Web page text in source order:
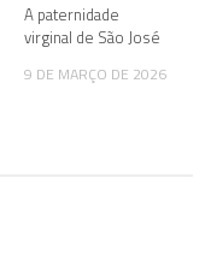
A paternidade
virginal de São José
9 DE MARÇO DE 2026